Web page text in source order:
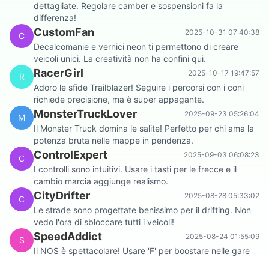
dettagliate. Regolare camber e sospensioni fa la
differenza!
C
CustomFan 2025-10-31 07:40:38
Decalcomanie e vernici neon ti permettono di creare
veicoli unici. La creatività non ha confini qui.
R
RacerGirl 2025-10-17 19:47:57
Adoro le sfide Trailblazer! Seguire i percorsi con i coni
richiede precisione, ma è super appagante.
M
MonsterTruckLover 2025-09-23 05:26:04
Il Monster Truck domina le salite! Perfetto per chi ama la
potenza bruta nelle mappe in pendenza.
C
ControlExpert 2025-09-03 06:08:23
I controlli sono intuitivi. Usare i tasti per le frecce e il
cambio marcia aggiunge realismo.
C
CityDrifter 2025-08-28 05:33:02
Le strade sono progettate benissimo per il drifting. Non
vedo l'ora di sbloccare tutti i veicoli!
S
SpeedAddict 2025-08-24 01:55:09
Il NOS è spettacolare! Usare 'F' per boostare nelle gare